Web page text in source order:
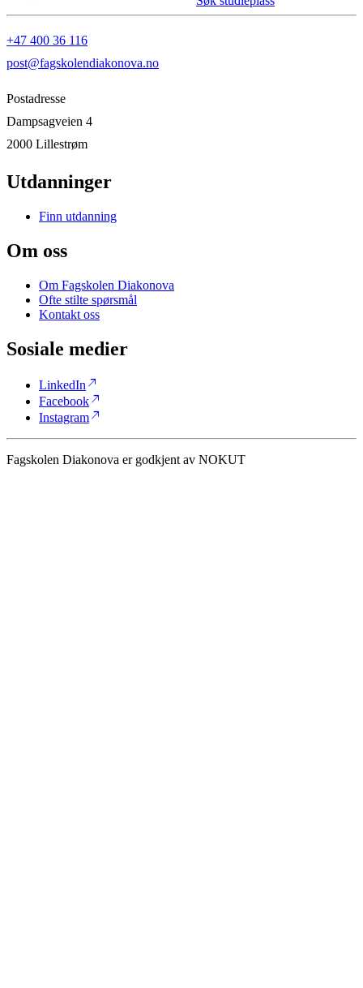
+47 400 36 116
post@fagskolendiakonova.no
Postadresse
Dampsagveien 4
2000 Lillestrøm
Utdanninger
Finn utdanning
Om oss
Om Fagskolen Diakonova
Ofte stilte spørsmål
Kontakt oss
Sosiale medier
LinkedIn north_east
Facebooknorth_east
Instagramnorth_east
Fagskolen Diakonova er godkjent av NOKUT